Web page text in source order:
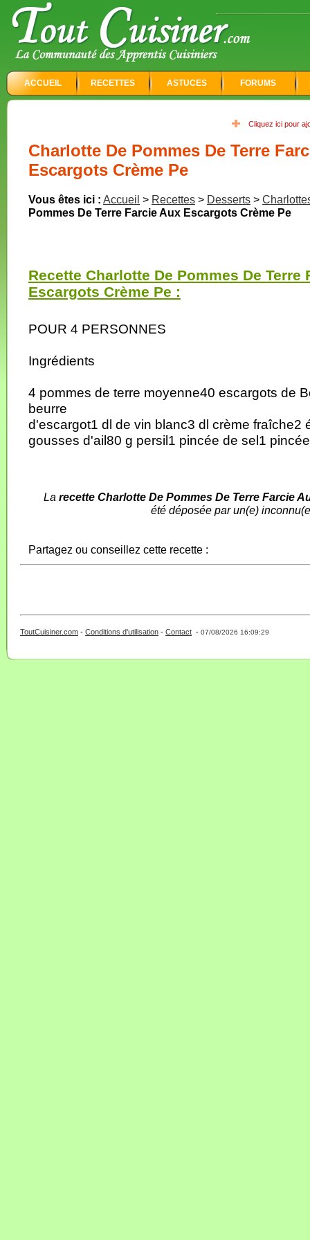
ACCUEIL RECETTES ASTUCES FORUMS
Cliquez ici pour
Charlotte De Pommes De Terre
Escargots Crème Pe
Vous êtes ici : Accueil > Recettes > Desserts >
Pommes De Terre Farcie Aux Escargots Crème Pe
Recette Charlotte De Pommes De Terre
Escargots Crème Pe :
POUR 4 PERSONNES
Ingrédients
4 pommes de terre moyenne40 escargots de
beurre
d'escargot1 dl de vin blanc3 dl crème fraîche2
gousses d'ail80 g persil1 pincée de sel1
La recette Charlotte De Pommes De Terre Farcie
été déposée par un(e)
Partagez ou conseillez cette recette :
ToutCuisiner.com - Conditions d'utilisation - Contact - 07/08/2026 16:09:29